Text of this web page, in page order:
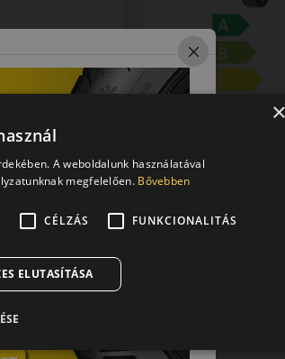
vállalata
legyen
×
A weboldalunk használatával
megfelelően. Bővebben
CÉLZÁS FUNKCIONALITÁS
ELUTASÍTÁSA